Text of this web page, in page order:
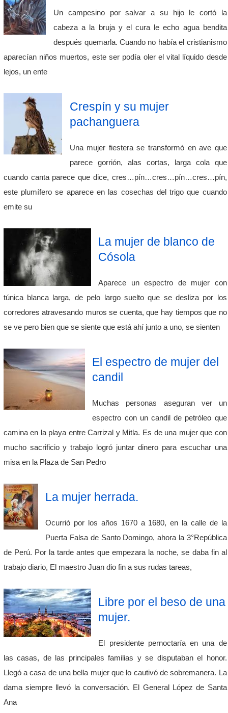
Un campesino por salvar a su hijo le cortó la
cabeza a la bruja y el cura le echo agua bendita
después quemarla. Cuando no había el cristianismo
aparecían niños muertos, este ser podía oler el vital líquido desde
lejos, un ente
Crespín y su mujer
pachanguera
Una mujer fiestera se transformó en ave que
parece gorrión, alas cortas, larga cola que
cuando canta parece que dice, cres…pín…cres…pín…cres…pín,
este plumífero se aparece en las cosechas del trigo que cuando
emite su
La mujer de blanco de
Cósola
Aparece un espectro de mujer con
túnica blanca larga, de pelo largo suelto que se desliza por los
corredores atravesando muros se cuenta, que hay tiempos que no
se ve pero bien que se siente que está ahí junto a uno, se sienten
El espectro de mujer del
candil
Muchas personas aseguran ver un
espectro con un candil de petróleo que
camina en la playa entre Carrizal y Mitla. Es de una mujer que con
mucho sacrificio y trabajo logró juntar dinero para escuchar una
misa en la Plaza de San Pedro
La mujer herrada.
Ocurrió por los años 1670 a 1680, en la calle de la
Puerta Falsa de Santo Domingo, ahora la 3°República
de Perú. Por la tarde antes que empezara la noche, se daba fin al
trabajo diario, El maestro Juan dio fin a sus rudas tareas,
Libre por el beso de una
mujer.
El presidente pernoctaría en una de
las casas, de las principales familias y se disputaban el honor.
Llegó a casa de una bella mujer que lo cautivó de sobremanera. La
dama siempre llevó la conversación. El General López de Santa
Ana